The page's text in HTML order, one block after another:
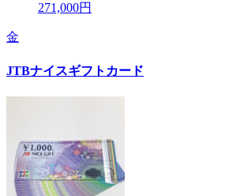
271,000円
金
JTBナイスギフトカード